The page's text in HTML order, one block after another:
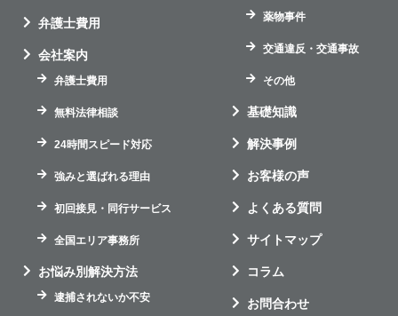
弁護士費用
会社案内
弁護士費用
無料法律相談
24時間スピード対応
強みと選ばれる理由
初回接見・同行サービス
全国エリア事務所
お悩み別解決方法
逮捕されないか不安
薬物事件
交通違反・交通事故
その他
基礎知識
解決事例
お客様の声
よくある質問
サイトマップ
コラム
お問合わせ